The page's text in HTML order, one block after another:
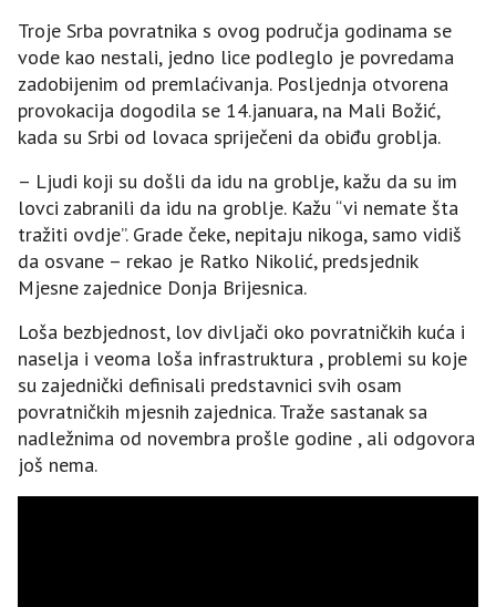
Troje Srba povratnika s ovog područja godinama se
vode kao nestali, jedno lice podleglo je povredama
zadobijenim od premlaćivanja. Posljednja otvorena
provokacija dogodila se 14.januara, na Mali Božić,
kada su Srbi od lovaca spriječeni da obiđu groblja.
– Ljudi koji su došli da idu na groblje, kažu da su im
lovci zabranili da idu na groblje. Kažu “vi nemate šta
tražiti ovdje”. Grade čeke, nepitaju nikoga, samo vidiš
da osvane – rekao je Ratko Nikolić, predsjednik
Mjesne zajednice Donja Brijesnica.
Loša bezbjednost, lov divljači oko povratničkih kuća i
naselja i veoma loša infrastruktura , problemi su koje
su zajednički definisali predstavnici svih osam
povratničkih mjesnih zajednica. Traže sastanak sa
nadležnima od novembra prošle godine , ali odgovora
još nema.